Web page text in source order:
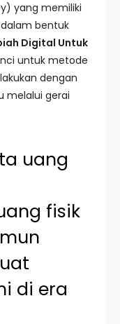
yang memiliki
bentuk
Digital Untuk
untuk metode
dengan
melalui gerai
uang
fisik
di era